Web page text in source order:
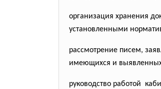
организация хранения
установленными
рассмотрение писем,
имеющихся и выявленных
руководство работой